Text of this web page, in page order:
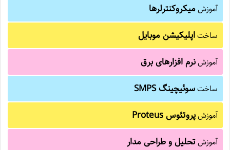
آموزشمیکروکنترلرها
ساختاپلیکیشن موبایل
آموزشنرم افزارهای برق
ساختسوئیچینگ SMPS
آموزشپروتئوس Proteus
آموزشتحلیل و طراحی مدار